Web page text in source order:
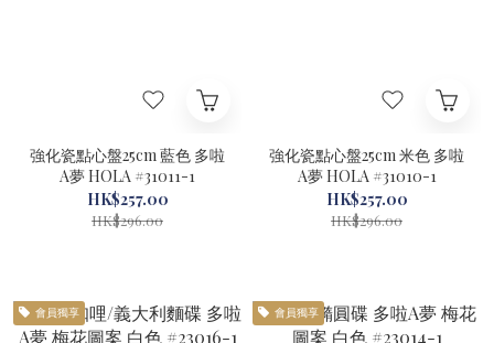
強化瓷點心盤25cm 藍色 多啦
A夢 HOLA #31011-1
HK$257.00
HK$296.00
強化瓷點心盤25cm 米色 多啦
A夢 HOLA #31010-1
HK$257.00
HK$296.00
會員獨享 會員獨享